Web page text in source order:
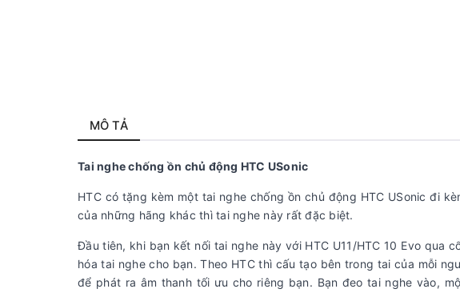
MÔ TẢ
Tai nghe chống ồn chủ động HTC USonic
HTC có tặng kèm một tai nghe chống ồn chủ động HTC USonic đi
của những hãng khác thì tai nghe này rất đặc biệt.
Đầu tiên, khi bạn kết nối tai nghe này với HTC U11/HTC 10 Evo qua
hóa tai nghe cho bạn. Theo HTC thì cấu tạo bên trong tai của mỗi
để phát ra âm thanh tối ưu cho riêng bạn. Bạn đeo tai nghe vào,